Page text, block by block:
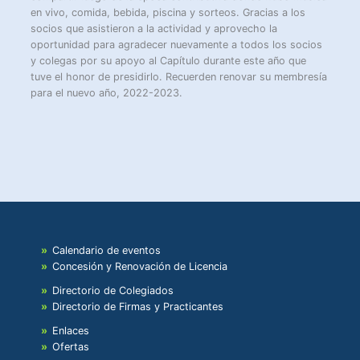
en vivo, comida, bebida, piscina y sorteos. Gracias a los
socios que asistieron a la actividad y aprovecho la
oportunidad para agradecer nuevamente a todos los socios
y colegas por su apoyo al Capítulo durante este año que
tuve el honor de presidirlo. Recuerden renovar su membresía
para el nuevo año, 2022-2023.
Calendario de eventos
Concesión y Renovación de Licencia
Directorio de Colegiados
Directorio de Firmas y Practicantes
Enlaces
Ofertas